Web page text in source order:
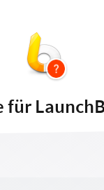
für